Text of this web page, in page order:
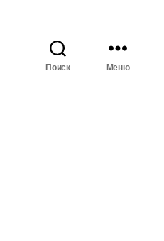
Поиск Меню